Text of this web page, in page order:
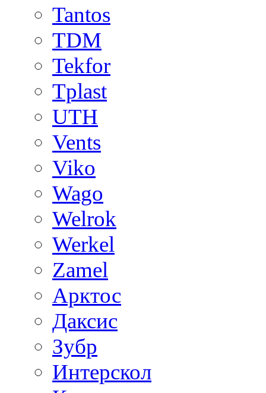
Tantos
TDM
Tekfor
Tplast
UTH
Vents
Viko
Wago
Welrok
Werkel
Zamel
Арктос
Даксис
Зубр
Интерскол